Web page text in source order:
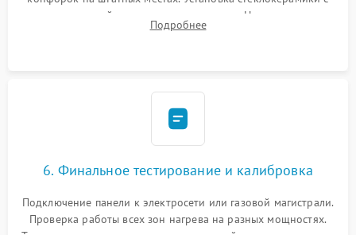
проверкой равномерности зазоров. Нанесение
термостойкого герметика или укладка уплотнительной
Подробнее
6. Финальное тестирование и калибровка
Подключение панели к электросети или газовой магистрали.
Проверка работы всех зон нагрева на разных мощностях.